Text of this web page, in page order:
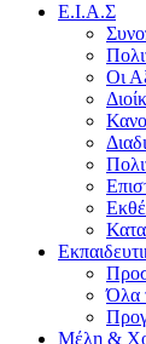
E.I.A.Σ
Οι
Όλα
Μέλη &